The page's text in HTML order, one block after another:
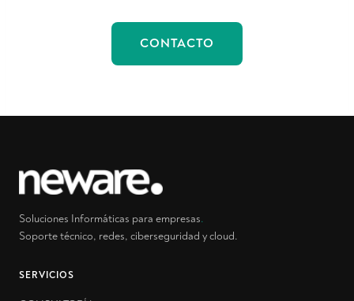
CONTACTO
Soluciones Informáticas para empresas.
Soporte técnico, redes, ciberseguridad y cloud.
SERVICIOS